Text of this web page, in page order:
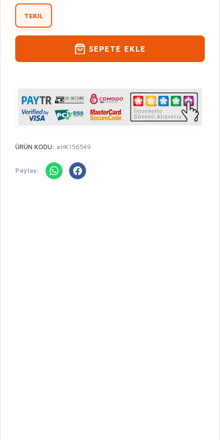
TEKIL
SEPETE EKLE
ÜRÜN KODU: #HK156549
Paylaş: